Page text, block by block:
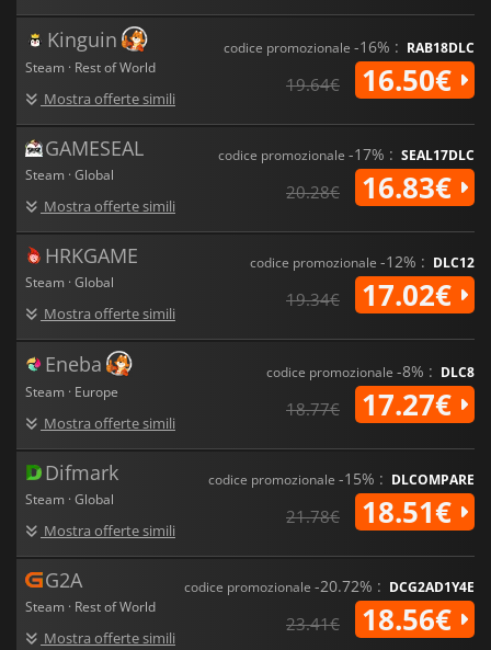
Kinguin
Steam · Rest of World
Mostra offerte simili
codice promozionale -16% : RAB18DLC
19.64€ 16.50€
GAMESEAL
Steam · Global
Mostra offerte simili
codice promozionale -17% : SEAL17DLC
20.28€ 16.83€
HRKGAME
Steam · Global
Mostra offerte simili
codice promozionale -12% : DLC12
19.34€ 17.02€
Eneba
Steam · Europe
Mostra offerte simili
codice promozionale -8% : DLC8
18.77€ 17.27€
Difmark
Steam · Global
Mostra offerte simili
codice promozionale -15% : DLCOMPARE
21.78€ 18.51€
G2A
Steam · Rest of World
Mostra offerte simili
codice promozionale -20.72% : DCG2AD1Y4E
23.41€ 18.56€